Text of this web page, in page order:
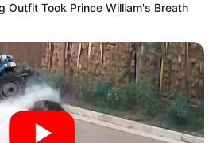
Outfit Took Prince William's Breath